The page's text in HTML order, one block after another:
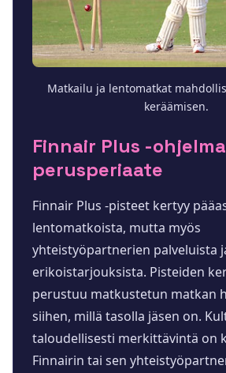
Matkailu ja lentomatkat
keräämisen.
Finnair Plus -
perusperiaate
Finnair Plus -pisteet kertyy
lentomatkoista, mutta myös
yhteistyöpartnerien palveluista
erikoistarjouksista. Pisteiden
perustuu matkustetun matkan
siihen, millä tasolla jäsen on.
taloudellisesti merkittävintä on
Finnairin tai sen